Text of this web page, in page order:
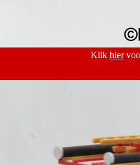
Klik hier